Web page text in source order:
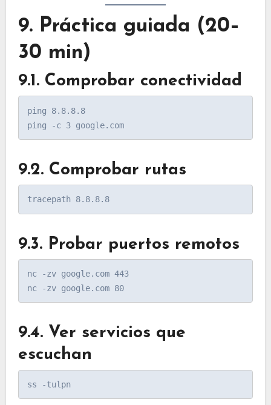
9. Práctica guiada (20–
30 min)
9.1. Comprobar conectividad
ping 8.8.8.8
ping -c 3 google.com
9.2. Comprobar rutas
tracepath 8.8.8.8
9.3. Probar puertos remotos
nc -zv google.com 443
nc -zv google.com 80
9.4. Ver servicios que
escuchan